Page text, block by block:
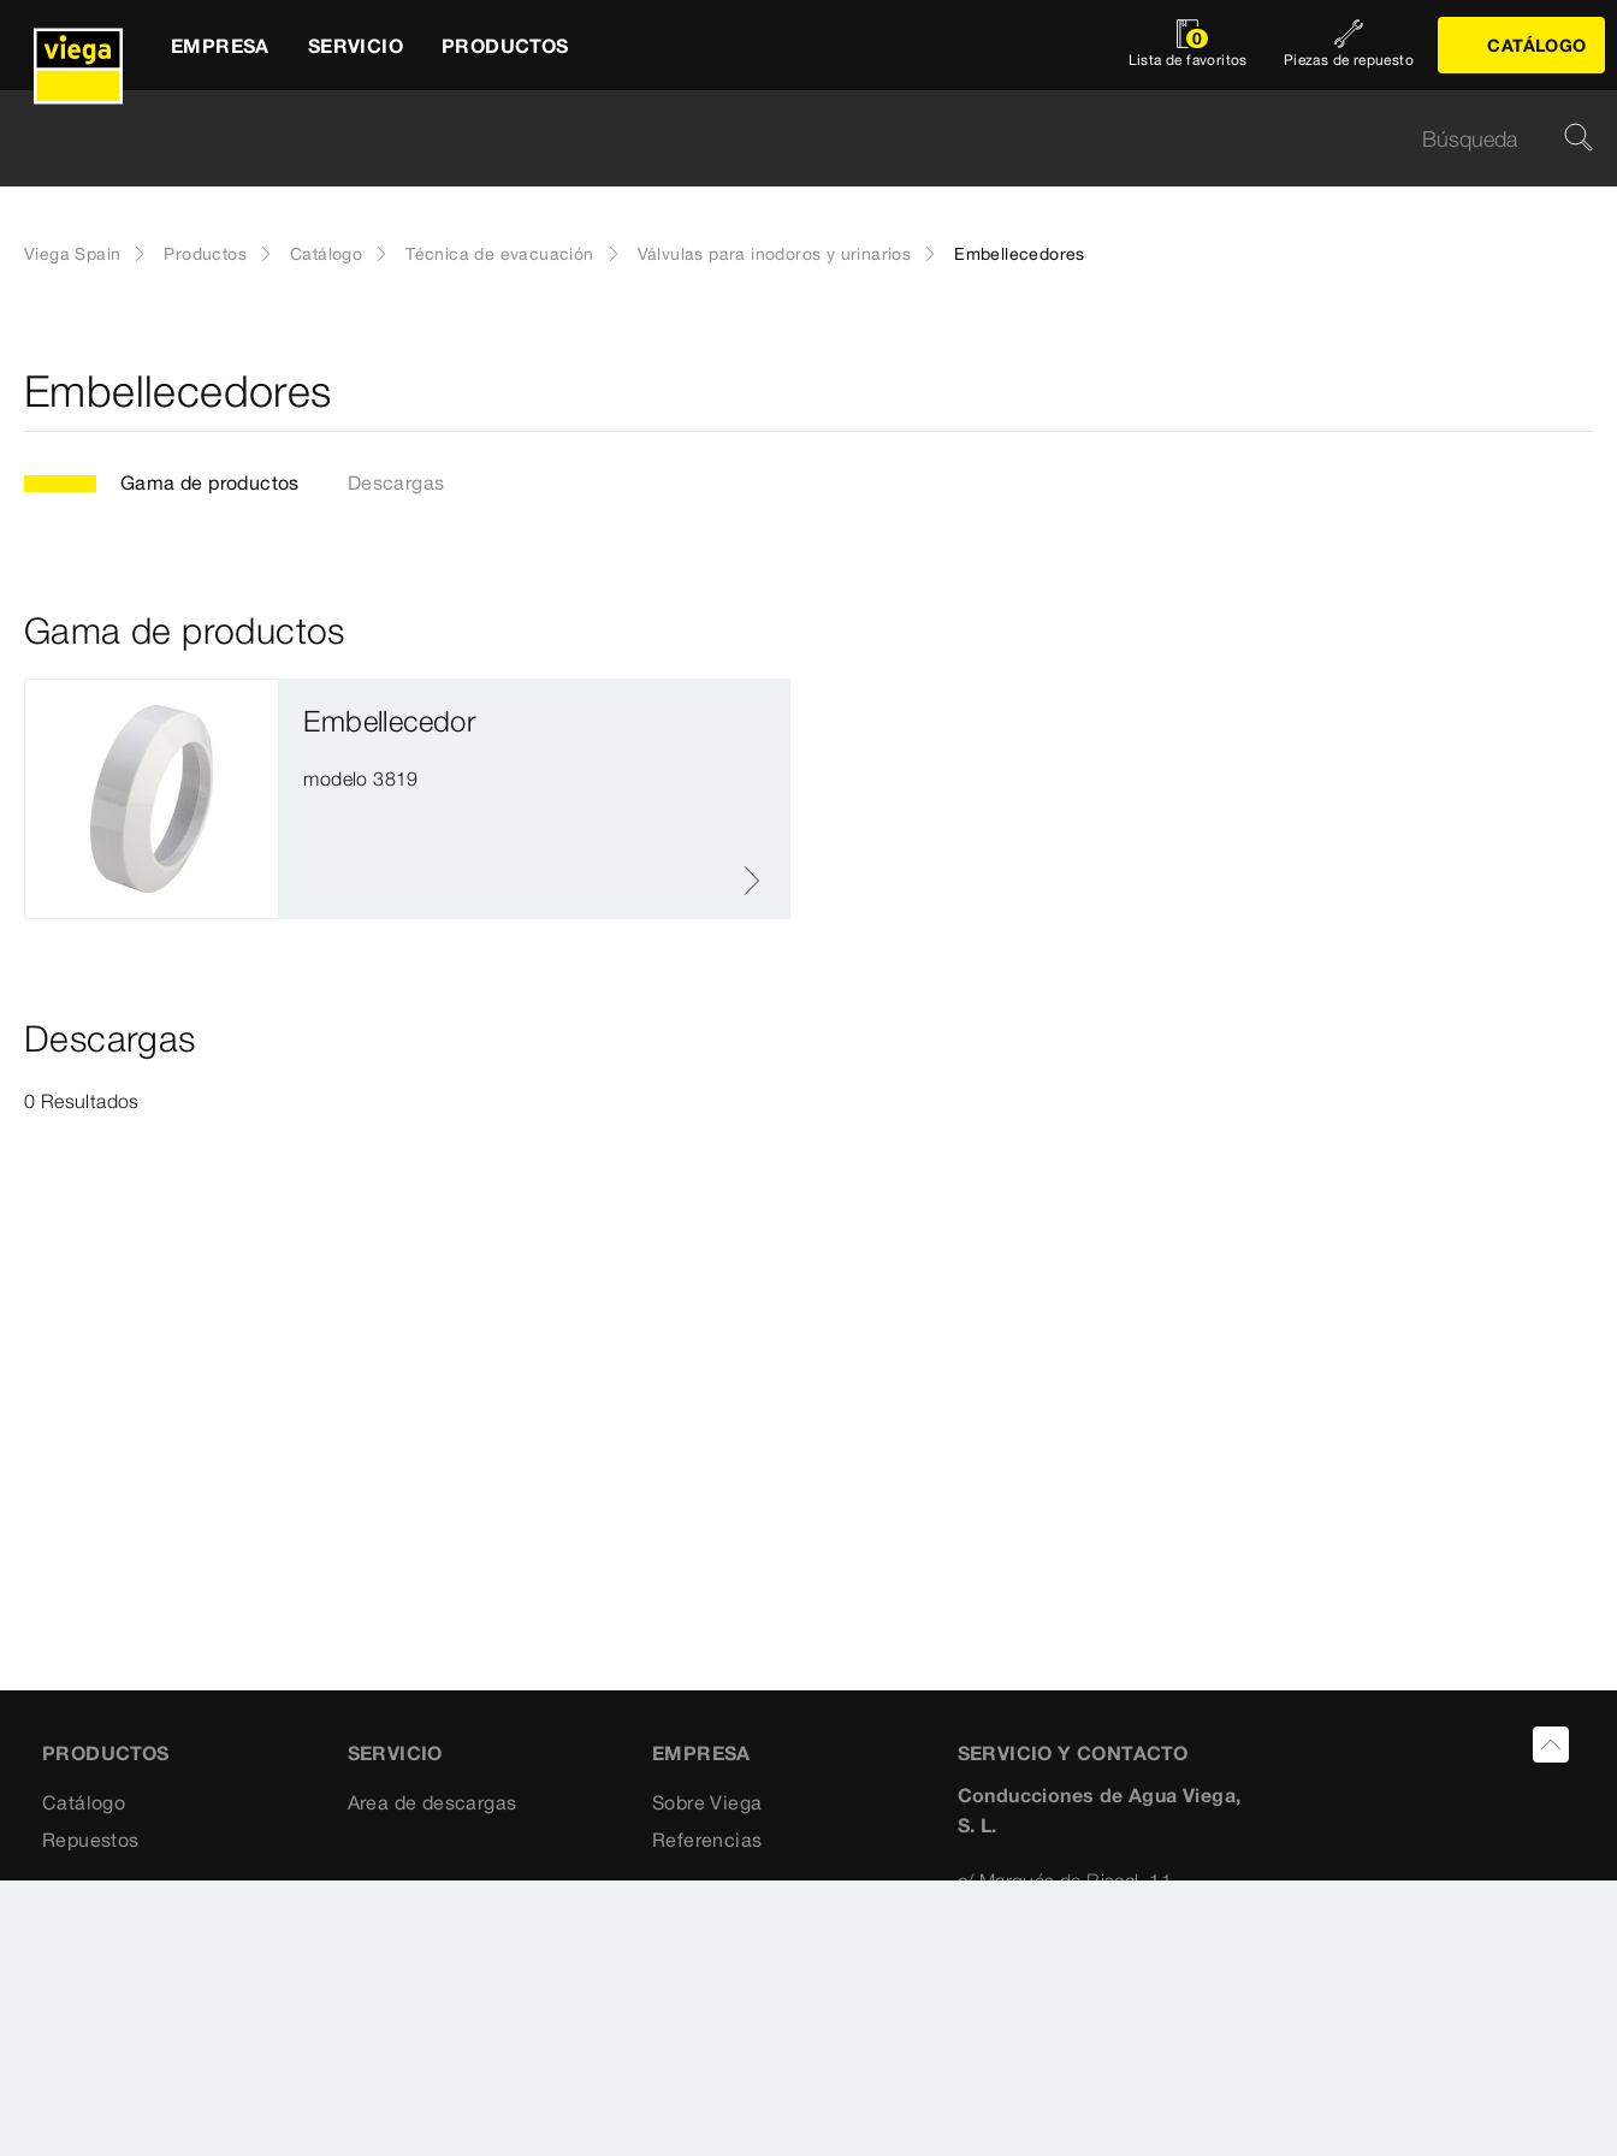
EMPRESA SERVICIO PRODUCTOS 0
Lista de favoritos Piezas de repuesto
CATÁLOGO
Viega Spain Productos Catálogo Técnica de evacuación Válvulas para inodoros y urinarios Embellecedores
Embellecedores
Gama de productos Descargas
Gama de productos
Embellecedor
modelo 3819
Descargas
0 Resultados
PRODUCTOS
Catálogo
Repuestos
SERVICIO
Area de descargas
EMPRESA
Sobre Viega
Referencias
SERVICIO Y CONTACTO
Conducciones de Agua Viega,
S. L.
c/ Marqués de Riscal, 11-